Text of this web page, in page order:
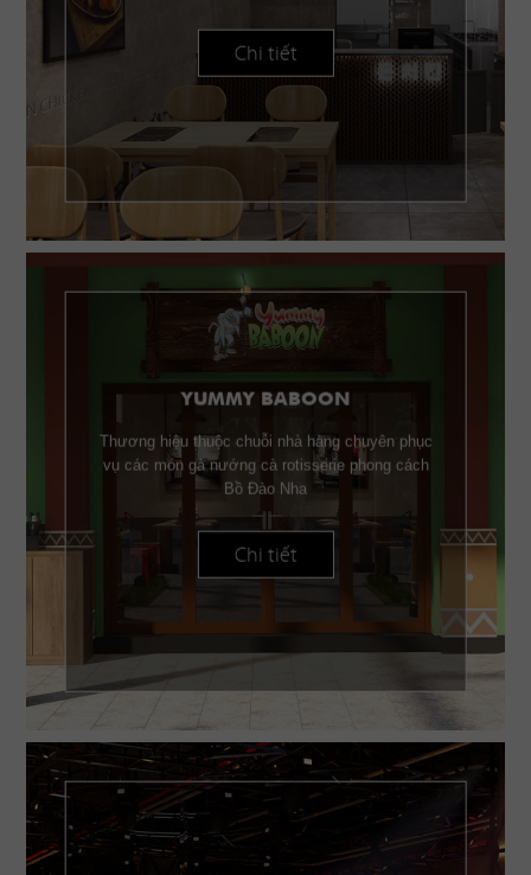
Chi tiết
YUMMY BABOON
Thương hiệu thuộc chuỗi nhà hàng chuyên phục
vụ các món gà nướng cà rotisserie phong cách
Bồ Đào Nha
Chi tiết